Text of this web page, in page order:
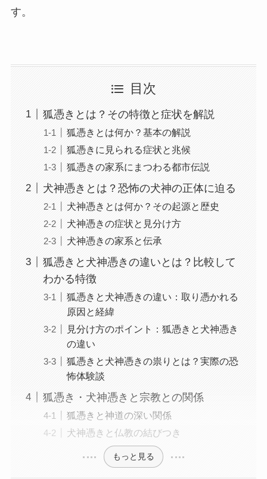
す。
目次
狐憑きとは？その特徴と症状を解説
狐憑きとは何か？基本の解説
狐憑きに見られる症状と兆候
狐憑きの家系にまつわる都市伝説
犬神憑きとは？恐怖の犬神の正体に迫る
犬神憑きとは何か？その起源と歴史
犬神憑きの症状と見分け方
犬神憑きの家系と伝承
狐憑きと犬神憑きの違いとは？比較して
わかる特徴
狐憑きと犬神憑きの違い：取り憑かれる
原因と経緯
見分け方のポイント：狐憑きと犬神憑き
の違い
狐憑きと犬神憑きの祟りとは？実際の恐
怖体験談
狐憑き・犬神憑きと宗教との関係
狐憑きと神道の深い関係
犬神憑きと仏教の結びつき
もっと見る